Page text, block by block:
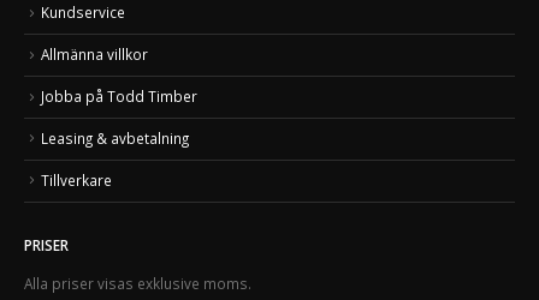
Kundservice
Allmänna villkor
Jobba på Todd Timber
Leasing & avbetalning
Tillverkare
PRISER
Alla priser visas exklusive moms.